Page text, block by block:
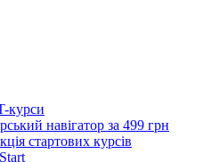
курси
навігатор за 499 грн
стартових курсів